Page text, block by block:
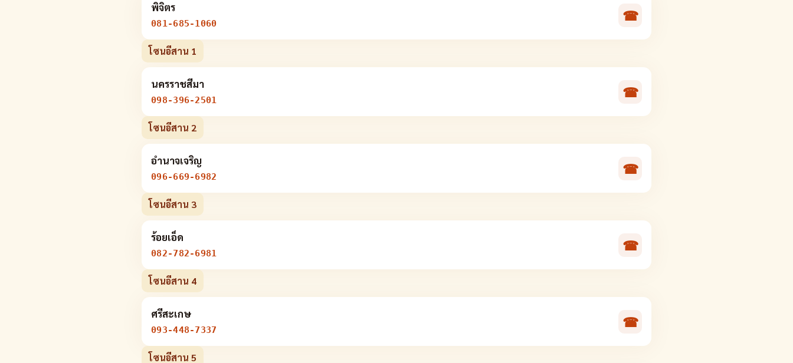
พิจิตร
081-685-1060
☎
โซนอีสาน 1
นครราชสีมา
098-396-2501
☎
โซนอีสาน 2
อำนาจเจริญ
096-669-6982
☎
โซนอีสาน 3
ร้อยเอ็ด
082-782-6981
☎
โซนอีสาน 4
ศรีสะเกษ
093-448-7337
☎
โซนอีสาน 5